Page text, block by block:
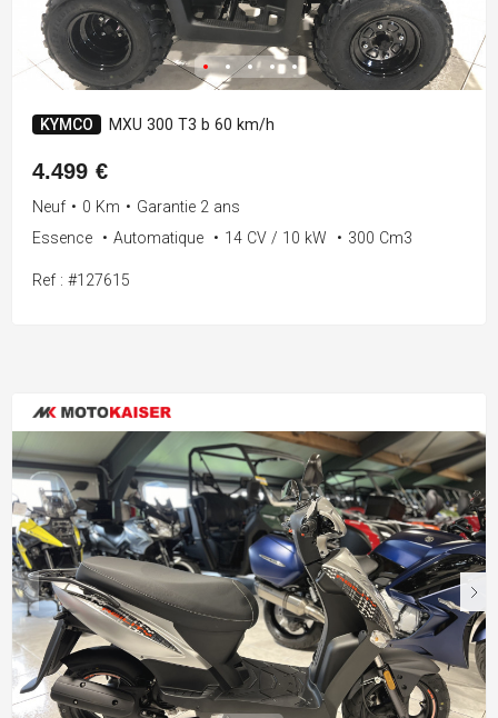
KYMCO MXU 300 T3 b 60 km/h
4.499 €
Neuf • 0 Km • Garantie 2 ans
Essence
• Automatique • 14 CV / 10 kW • 300 Cm3
Ref : #127615